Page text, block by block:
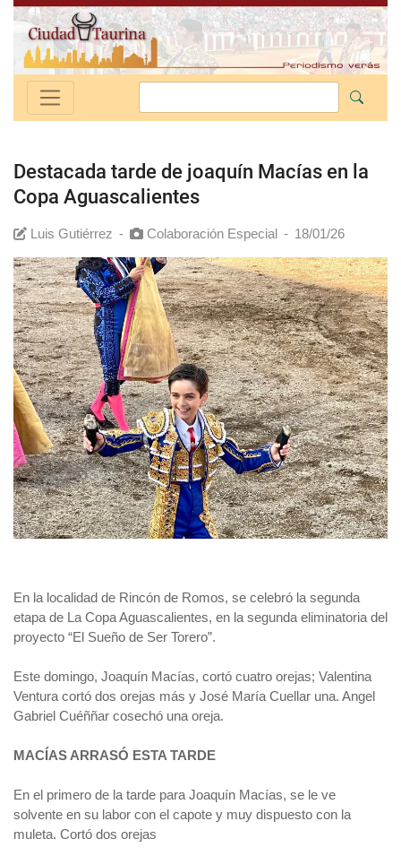
Destacada tarde de joaquín Macías en la
Copa Aguascalientes
Luis Gutiérrez - Colaboración Especial - 18/01/26
En la localidad de Rincón de Romos, se celebró la segunda
etapa de La Copa Aguascalientes, en la segunda eliminatoria del
proyecto “El Sueño de Ser Torero”.
Este domingo, Joaquín Macías, cortó cuatro orejas; Valentina
Ventura cortó dos orejas más y José María Cuellar una. Angel
Gabriel Cuéññar cosechó una oreja.
MACÍAS ARRASÓ ESTA TARDE
En el primero de la tarde para Joaquín Macías, se le ve
solvente en su labor con el capote y muy dispuesto con la
muleta. Cortó dos orejas